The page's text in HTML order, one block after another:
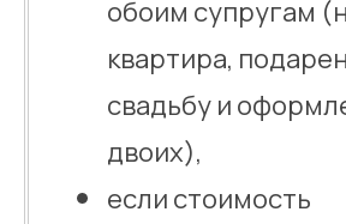
обоим супругам
квартира,
свадьбу и
двоих),
если стоимость